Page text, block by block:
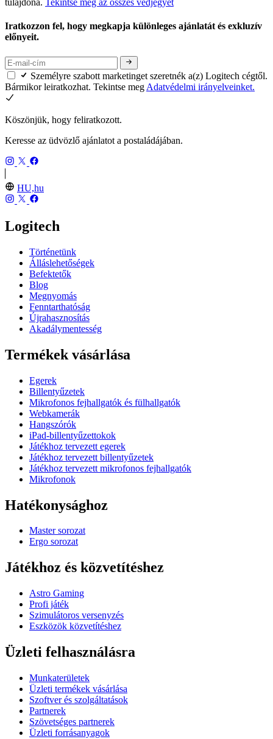
tulajdona. Tekintse meg az összes védjegyet
Iratkozzon fel, hogy megkapja különleges ajánlatát és exkluzív
előnyeit.
Személyre szabott marketinget szeretnék a(z) Logitech cégtől.
Bármikor leiratkozhat. Tekintse meg Adatvédelmi irányelveinket.
Köszönjük, hogy feliratkozott.
Keresse az üdvözlő ajánlatot a postaládájában.
HU,hu
Logitech
Történetünk
Álláslehetőségek
Befektetők
Blog
Megnyomás
Fenntarthatóság
Újrahasznosítás
Akadálymentesség
Termékek vásárlása
Egerek
Billentyűzetek
Mikrofonos fejhallgatók és fülhallgatók
Webkamerák
Hangszórók
iPad-billentyűzettokok
Játékhoz tervezett egerek
Játékhoz tervezett billentyűzetek
Játékhoz tervezett mikrofonos fejhallgatók
Mikrofonok
Hatékonysághoz
Master sorozat
Ergo sorozat
Játékhoz és közvetítéshez
Astro Gaming
Profi játék
Szimulátoros versenyzés
Eszközök közvetítéshez
Üzleti felhasználásra
Munkaterületek
Üzleti termékek vásárlása
Szoftver és szolgáltatások
Partnerek
Szövetséges partnerek
Üzleti forrásanyagok